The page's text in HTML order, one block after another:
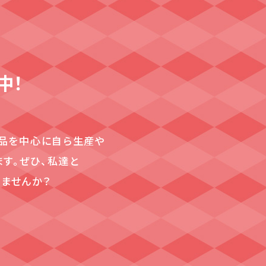
！
中心に自ら生産や
。ぜひ、私達と
せんか？